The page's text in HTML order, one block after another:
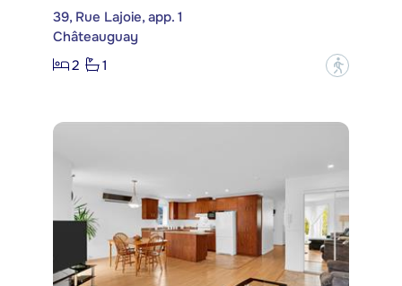
39, Rue Lajoie, app. 1
Châteauguay
2
1 ?